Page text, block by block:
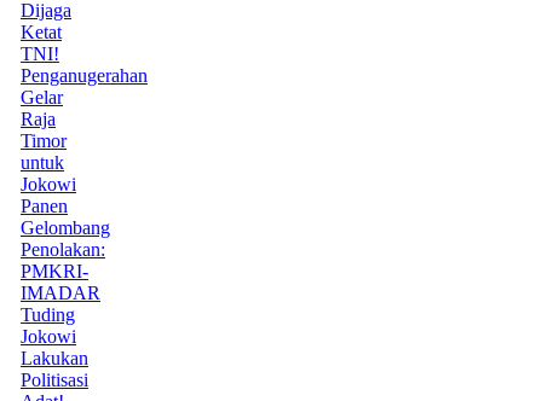
Dijaga
Ketat
TNI!
Penganugerahan
Gelar
Raja
Timor
untuk
Jokowi
Panen
Gelombang
Penolakan:
PMKRI-
IMADAR
Tuding
Jokowi
Lakukan
Politisasi